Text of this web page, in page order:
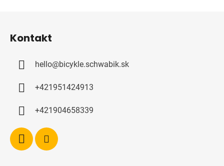
Kontakt
hello@bicykle.schwabik.sk
+421951424913
+421904658339